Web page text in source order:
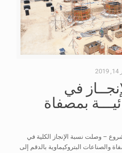
في
بمصفاة
– وصلت نسبة الإنجاز الكلية في
والصناعات البتروكيماوية بالدقم إلى